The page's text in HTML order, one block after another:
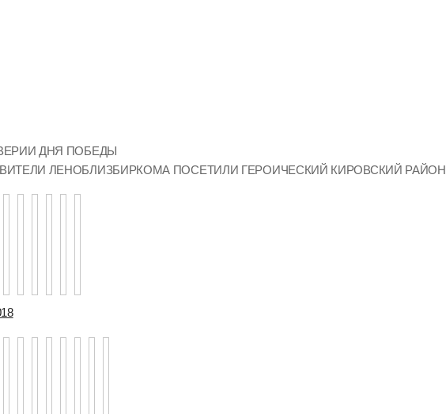
ДНЯ ПОБЕДЫ
ЛЕНОБЛИЗБИРКОМА ПОСЕТИЛИ ГЕРОИЧЕСКИЙ КИРОВСКИЙ РАЙОН